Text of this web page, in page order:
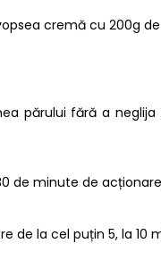
cremă cu 200g
părului fără a
de minute de
la cel puțin 5, la